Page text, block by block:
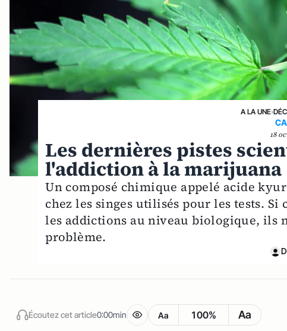
A LA UNE›
18
Les dernières pistes
l'addiction à la marijuana
Un composé chimique appelé acide
chez les singes utilisés pour les tests.
les addictions au niveau biologique, ils
problème.
Écoutez cet article0:00min Aa 100% Aa